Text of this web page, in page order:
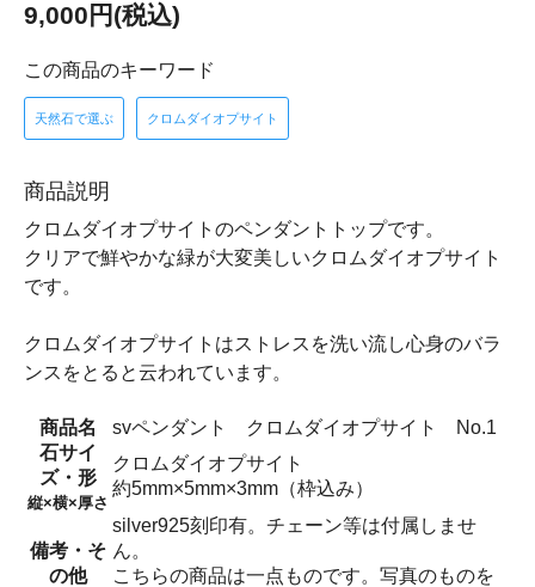
9,000円(税込)
この商品のキーワード
天然石で選ぶ クロムダイオプサイト
商品説明
クロムダイオプサイトのペンダントトップです。
クリアで鮮やかな緑が大変美しいクロムダイオプサイト
です。
クロムダイオプサイトはストレスを洗い流し心身のバラ
ンスをとると云われています。
商品名
svペンダント クロムダイオプサイト No.1
石サイ
ズ・形
縦×横×厚さ
クロムダイオプサイト
約5mm×5mm×3mm（枠込み）
備考・そ
の他
silver925刻印有。チェーン等は付属しませ
ん。
こちらの商品は一点ものです。写真のものを